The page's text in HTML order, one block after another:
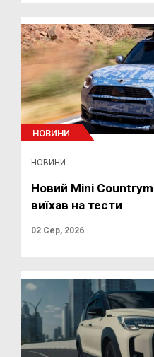
НОВИНИ
НОВИНИ
Новий Mini
виїхав на тести
02 Сер, 2026